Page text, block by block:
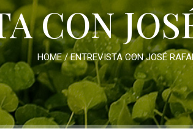
CON
HOME/ENTREVISTA CON JOSÉ